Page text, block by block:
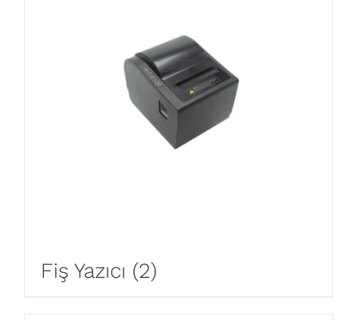
Fiş Yazıcı (2)